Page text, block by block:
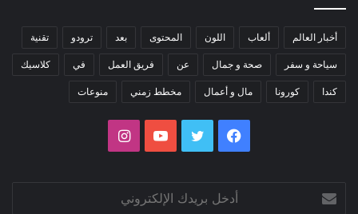
أخبار العالم ألعاب اللون المحتوى بعد ترودو تقنية
سياحة و سفر صحة و جمال عن فريق العمل في كلاسيك
كندا كورونا مال و أعمال مخطط زمني منوعات
فيسبوك تويتر يوتيوبانستقرام
بريدك